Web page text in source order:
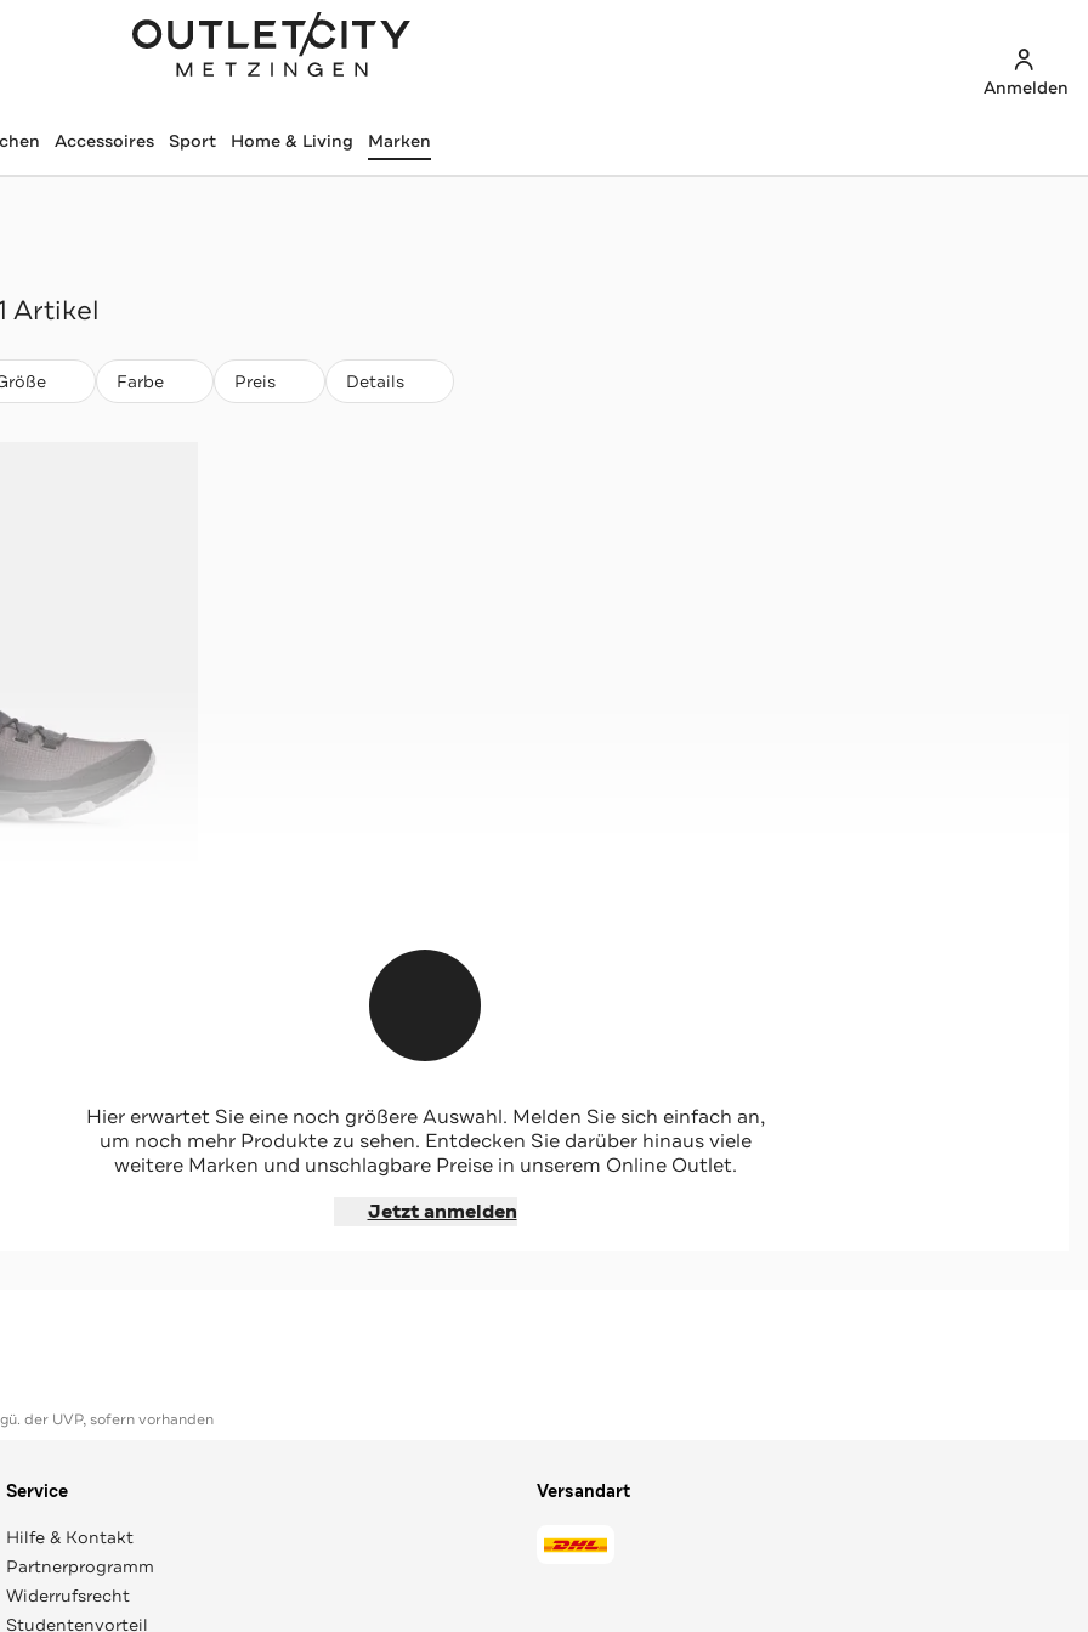
Anmelden
Accessoires Sport Home & Living Marken
Artikel
Farbe Preis Details
Hier erwartet Sie eine noch größere Auswahl. Melden Sie sich einfach an,
um noch mehr Produkte zu sehen. Entdecken Sie darüber hinaus viele
weitere Marken und unschlagbare Preise in unserem Online Outlet.
Jetzt anmelden
der UVP, sofern vorhanden
Service
Hilfe & Kontakt
Partnerprogramm
Widerrufsrecht
Studentenvorteil
Versandart